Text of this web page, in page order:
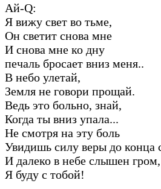
Ай-Q:
Я вижу свет во тьме,
Он светит снова мне
И снова мне ко дну
печаль бросает вниз меня..
В небо улетай,
Земля не говори прощай.
Ведь это больно, знай,
Когда ты вниз упала...
Не смотря на эту боль
Увидишь силу веры до конца
И далеко в небе слышен гром,
Я буду с тобой!